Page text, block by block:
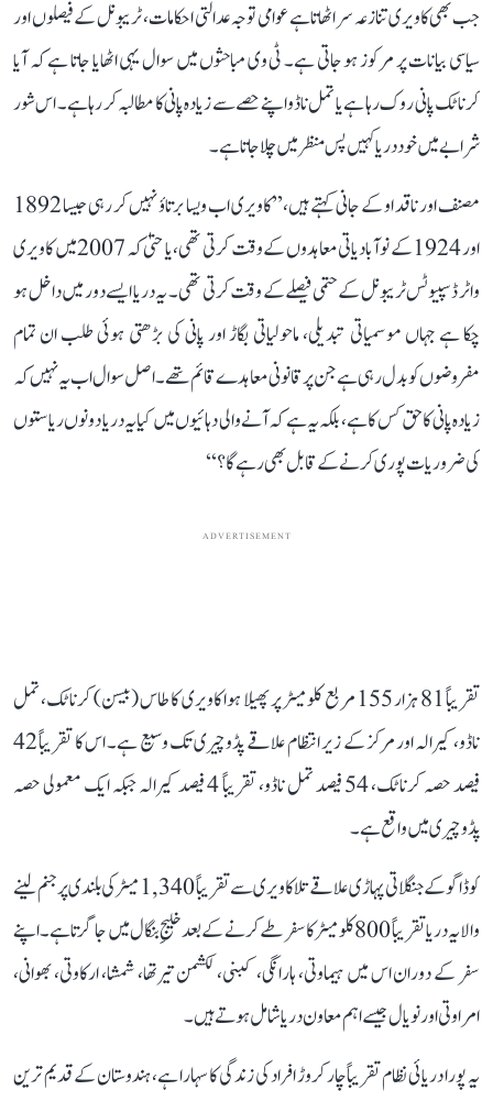
جب بھی کاویری تنازعہ سر اٹھاتا ہے عوامی توجہ عدالتی احکامات، ٹریبونل کے فیصلوں اور
سیاسی بیانات پر مرکوز ہو جاتی ہے۔ ٹی وی مباحثوں میں سوال یہی اٹھایا جاتا ہے کہ آیا
کرناٹک پانی روک رہا ہے یا تمل ناڈو اپنے حصے سے زیادہ پانی کا مطالبہ کر رہا ہے۔ اس شور
شرابے میں خود دریا کہیں پس منظر میں چلا جاتا ہے۔
مصنف اور ناقد او کے جانی کہتے ہیں، ’’کاویری اب ویسا برتاؤ نہیں کر رہی جیسا 1892
اور 1924 کے نوآبادیاتی معاہدوں کے وقت کرتی تھی، یا حتیٰ کہ 2007 میں کاویری
واٹر ڈسپیوٹس ٹریبونل کے حتمی فیصلے کے وقت کرتی تھی۔ یہ دریا ایسے دور میں داخل ہو
چکا ہے جہاں موسمیاتی تبدیلی، ماحولیاتی بگاڑ اور پانی کی بڑھتی ہوئی طلب ان تمام
مفروضوں کو بدل رہی ہے جن پر قانونی معاہدے قائم تھے۔ اصل سوال اب یہ نہیں کہ
زیادہ پانی کا حق کس کا ہے، بلکہ یہ ہے کہ آنے والی دہائیوں میں کیا یہ دریا دونوں ریاستوں
کی ضروریات پوری کرنے کے قابل بھی رہے گا؟‘‘
ADVERTISEMENT
تقریباً 81 ہزار 155 مربع کلومیٹر پر پھیلا ہوا کاویری کا طاس (بیسن) کرناٹک، تمل
ناڈو، کیرالہ اور مرکز کے زیر انتظام علاقے پڈوچیری تک وسیع ہے۔ اس کا تقریباً 42
فیصد حصہ کرناٹک، 54 فیصد تمل ناڈو، تقریباً 4 فیصد کیرالہ جبکہ ایک معمولی حصہ
پڈوچیری میں واقع ہے۔
کوڈاگو کے جنگلاتی پہاڑی علاقے تلاکاویری سے تقریباً 1,340 میٹر کی بلندی پر جنم لینے
والا یہ دریا تقریباً 800 کلومیٹر کا سفر طے کرنے کے بعد خلیجِ بنگال میں جا گرتا ہے۔ اپنے
سفر کے دوران اس میں ہیماوتی، ہارانگی، کبنی، لکشمن تیرتھا، شمشا، ارکاوتی، بھوانی،
امراوتی اور نویال جیسے اہم معاون دریا شامل ہوتے ہیں۔
یہ پورا دریائی نظام تقریباً چار کروڑ افراد کی زندگی کا سہارا ہے، ہندوستان کے قدیم ترین